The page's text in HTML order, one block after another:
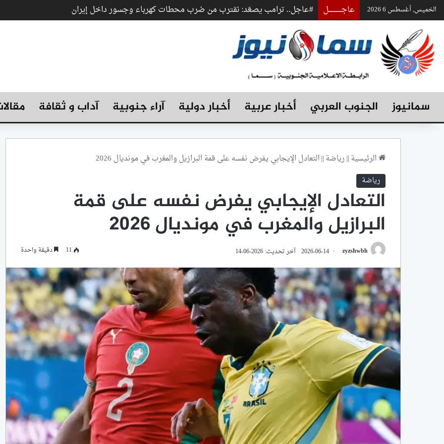
الخميس, أغسطس 6 2026 عاجـــــــــــــل #عاجل.. ترامب يصعّد: نقترب من ضرب محطات كهرباء وجسور داخل إيران
سمانيوز الجنوب العربي أخبار عربية أخبار دولية آراء جنوبية آداب و ثقافة
الرئيسية||رياضة||التعادل الإيجابي يفرض نفسه على قمة البرازيل والمغرب في مونديال 2026
رياضة
التعادل الإيجابي يفرض نفسه على قمة
البرازيل والمغرب في مونديال 2026
zyzshwbh
2026-06-14 آخر تحديث: 2026-06-14 11 دقيقة واحدة